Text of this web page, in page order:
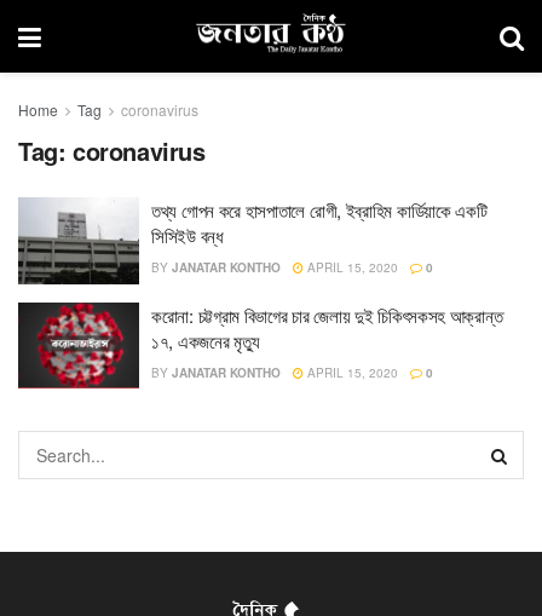
Home Tag coronavirus
Tag: coronavirus
তথ্য গোপন করে হাসপাতালে রোগী, ইব্রাহিম কার্ডিয়াকে একটি
সিসিইউ বন্ধ
BY JANATAR KONTHO APRIL 15, 2020 0
করোনা: চট্টগ্রাম বিভাগের চার জেলায় দুই চিকিৎসকসহ আক্রান্ত
১৭, একজনের মৃত্যু
BY JANATAR KONTHO APRIL 15, 2020 0